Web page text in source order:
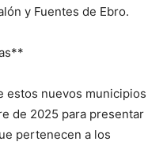
y Fuentes de Ebro.
estos nuevos municipios
de 2025 para presentar
pertenecen a los